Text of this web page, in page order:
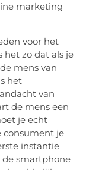
marketing
voor het
het zo dat als je
mens van
het
van
de mens een
je echt
consument je
instantie
de smartphone